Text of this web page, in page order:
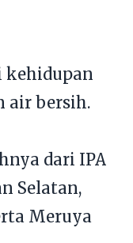
kehidupan
air bersih.
dari IPA
Selatan,
Meruya